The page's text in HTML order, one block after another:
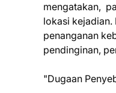
mengatakan,
lokasi kejadian.
penanganan
pendinginan,
"Dugaan